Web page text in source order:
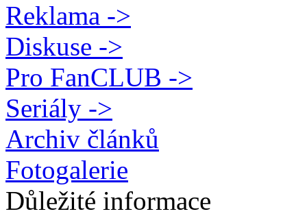
Reklama ->
Diskuse ->
Pro FanCLUB ->
Seriály ->
Archiv článků
Fotogalerie
Důležité informace